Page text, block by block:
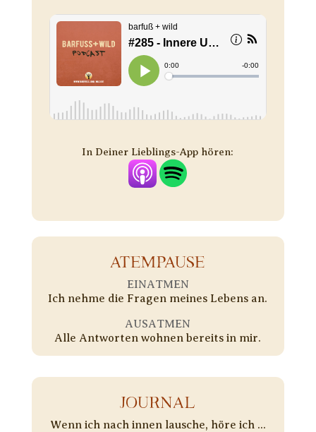
In Deiner Lieblings-App hören:
ATEMPAUSE
EINATMEN
Ich nehme die Fragen meines Lebens an.
AUSATMEN
Alle Antworten wohnen bereits in mir.
JOURNAL
Wenn ich nach innen lausche, höre ich ...